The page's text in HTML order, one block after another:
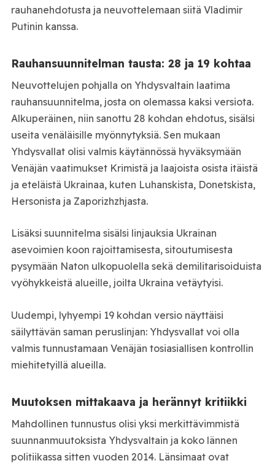
rauhanehdotusta ja neuvottelemaan siitä Vladimir
Putinin kanssa.
Rauhansuunnitelman tausta: 28 ja 19 kohtaa
Neuvottelujen pohjalla on Yhdysvaltain laatima
rauhansuunnitelma, josta on olemassa kaksi versiota.
Alkuperäinen, niin sanottu 28 kohdan ehdotus, sisälsi
useita venäläisille myönnytyksiä. Sen mukaan
Yhdysvallat olisi valmis käytännössä hyväksymään
Venäjän vaatimukset Krimistä ja laajoista osista itäistä
ja eteläistä Ukrainaa, kuten Luhanskista, Donetskista,
Hersonista ja Zaporizhzhjasta.
Lisäksi suunnitelma sisälsi linjauksia Ukrainan
asevoimien koon rajoittamisesta, sitoutumisesta
pysymään Naton ulkopuolella sekä demilitarisoiduista
vyöhykkeistä alueille, joilta Ukraina vetäytyisi.
Uudempi, lyhyempi 19 kohdan versio näyttäisi
säilyttävän saman peruslinjan: Yhdysvallat voi olla
valmis tunnustamaan Venäjän tosiasiallisen kontrollin
miehitetyillä alueilla.
Muutoksen mittakaava ja herännyt kritiikki
Mahdollinen tunnustus olisi yksi merkittävimmistä
suunnanmuutoksista Yhdysvaltain ja koko lännen
politiikassa sitten vuoden 2014. Länsimaat ovat